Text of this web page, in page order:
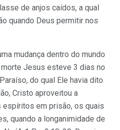
de anjos caídos, a qual
quando Deus permitir nos
mudança dentro do mundo
Jesus esteve 3 dias no
do qual Ele havia dito
Cristo aproveitou a
espíritos em prisão, os quais
quando a longanimidade de